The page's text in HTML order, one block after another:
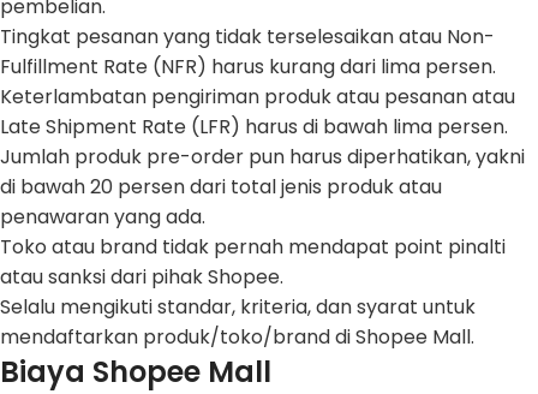
pembelian.
Tingkat pesanan yang tidak terselesaikan atau Non-
Fulfillment Rate (NFR) harus kurang dari lima persen.
Keterlambatan pengiriman produk atau pesanan atau
Late Shipment Rate (LFR) harus di bawah lima persen.
Jumlah produk pre-order pun harus diperhatikan, yakni
di bawah 20 persen dari total jenis produk atau
penawaran yang ada.
Toko atau brand tidak pernah mendapat point pinalti
atau sanksi dari pihak Shopee.
Selalu mengikuti standar, kriteria, dan syarat untuk
mendaftarkan produk/toko/brand di Shopee Mall.
Biaya Shopee Mall